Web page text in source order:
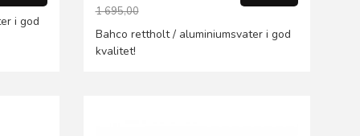
i god
1 695,00
Rabatt
Bahco rettholt / aluminiumsvater i god
kvalitet!